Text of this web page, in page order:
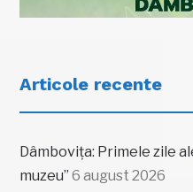
Articole recente
Dâmbovița: Primele zile
muzeu” 6 august 2026